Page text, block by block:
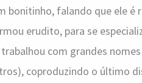
bonitinho, falando que ele é
erudito, para se
com grandes
coproduzindo o último